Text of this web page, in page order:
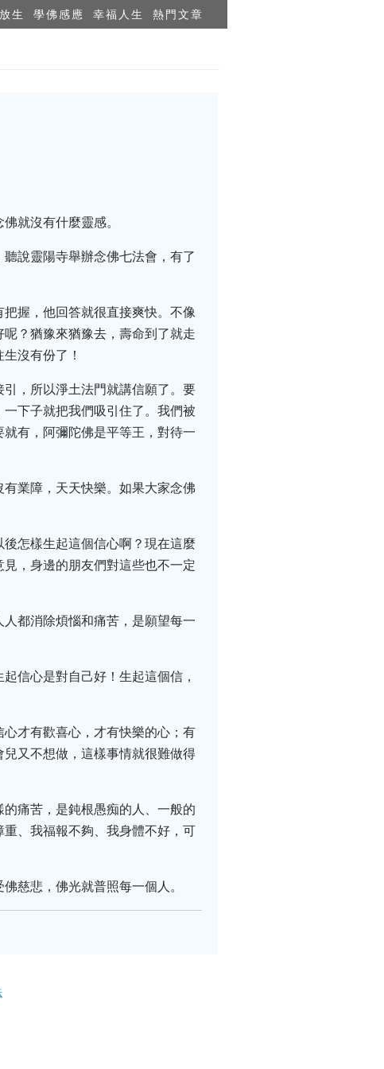
生 學佛感應 幸福人生 熱門文章
就沒有什麼靈感。
說靈陽寺舉辦念佛七法會，有了
握，他回答就很直接爽快。不像
？猶豫來猶豫去，壽命到了就走
沒有份了！
，所以淨土法門就講信願了。要
下子就把我們吸引住了。我們被
有，阿彌陀佛是平等王，對待一
業障，天天快樂。如果大家念佛
怎樣生起這個信心啊？現在這麼
，身邊的朋友們對這些也不一定
都消除煩惱和痛苦，是願望每一
信心是對自己好！生起這個信，
才有歡喜心，才有快樂的心；有
又不想做，這樣事情就很難做得
痛苦，是鈍根愚痴的人、一般的
、我福報不夠、我身體不好，可
慈悲，佛光就普照每一個人。